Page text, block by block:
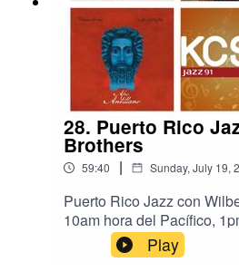
28. Puerto Rico
Brothers
59:40 | Sunday, July 19,
Puerto Rico Jazz con
10am hora del Pacífico,
#puertoricojazz #radio
91 HD2, the Bay Area's
Play